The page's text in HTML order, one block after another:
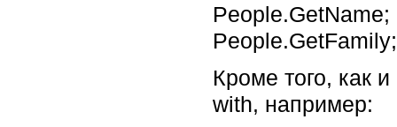
People.GetName;
People.GetFamily;
Кроме того, как
with, например: